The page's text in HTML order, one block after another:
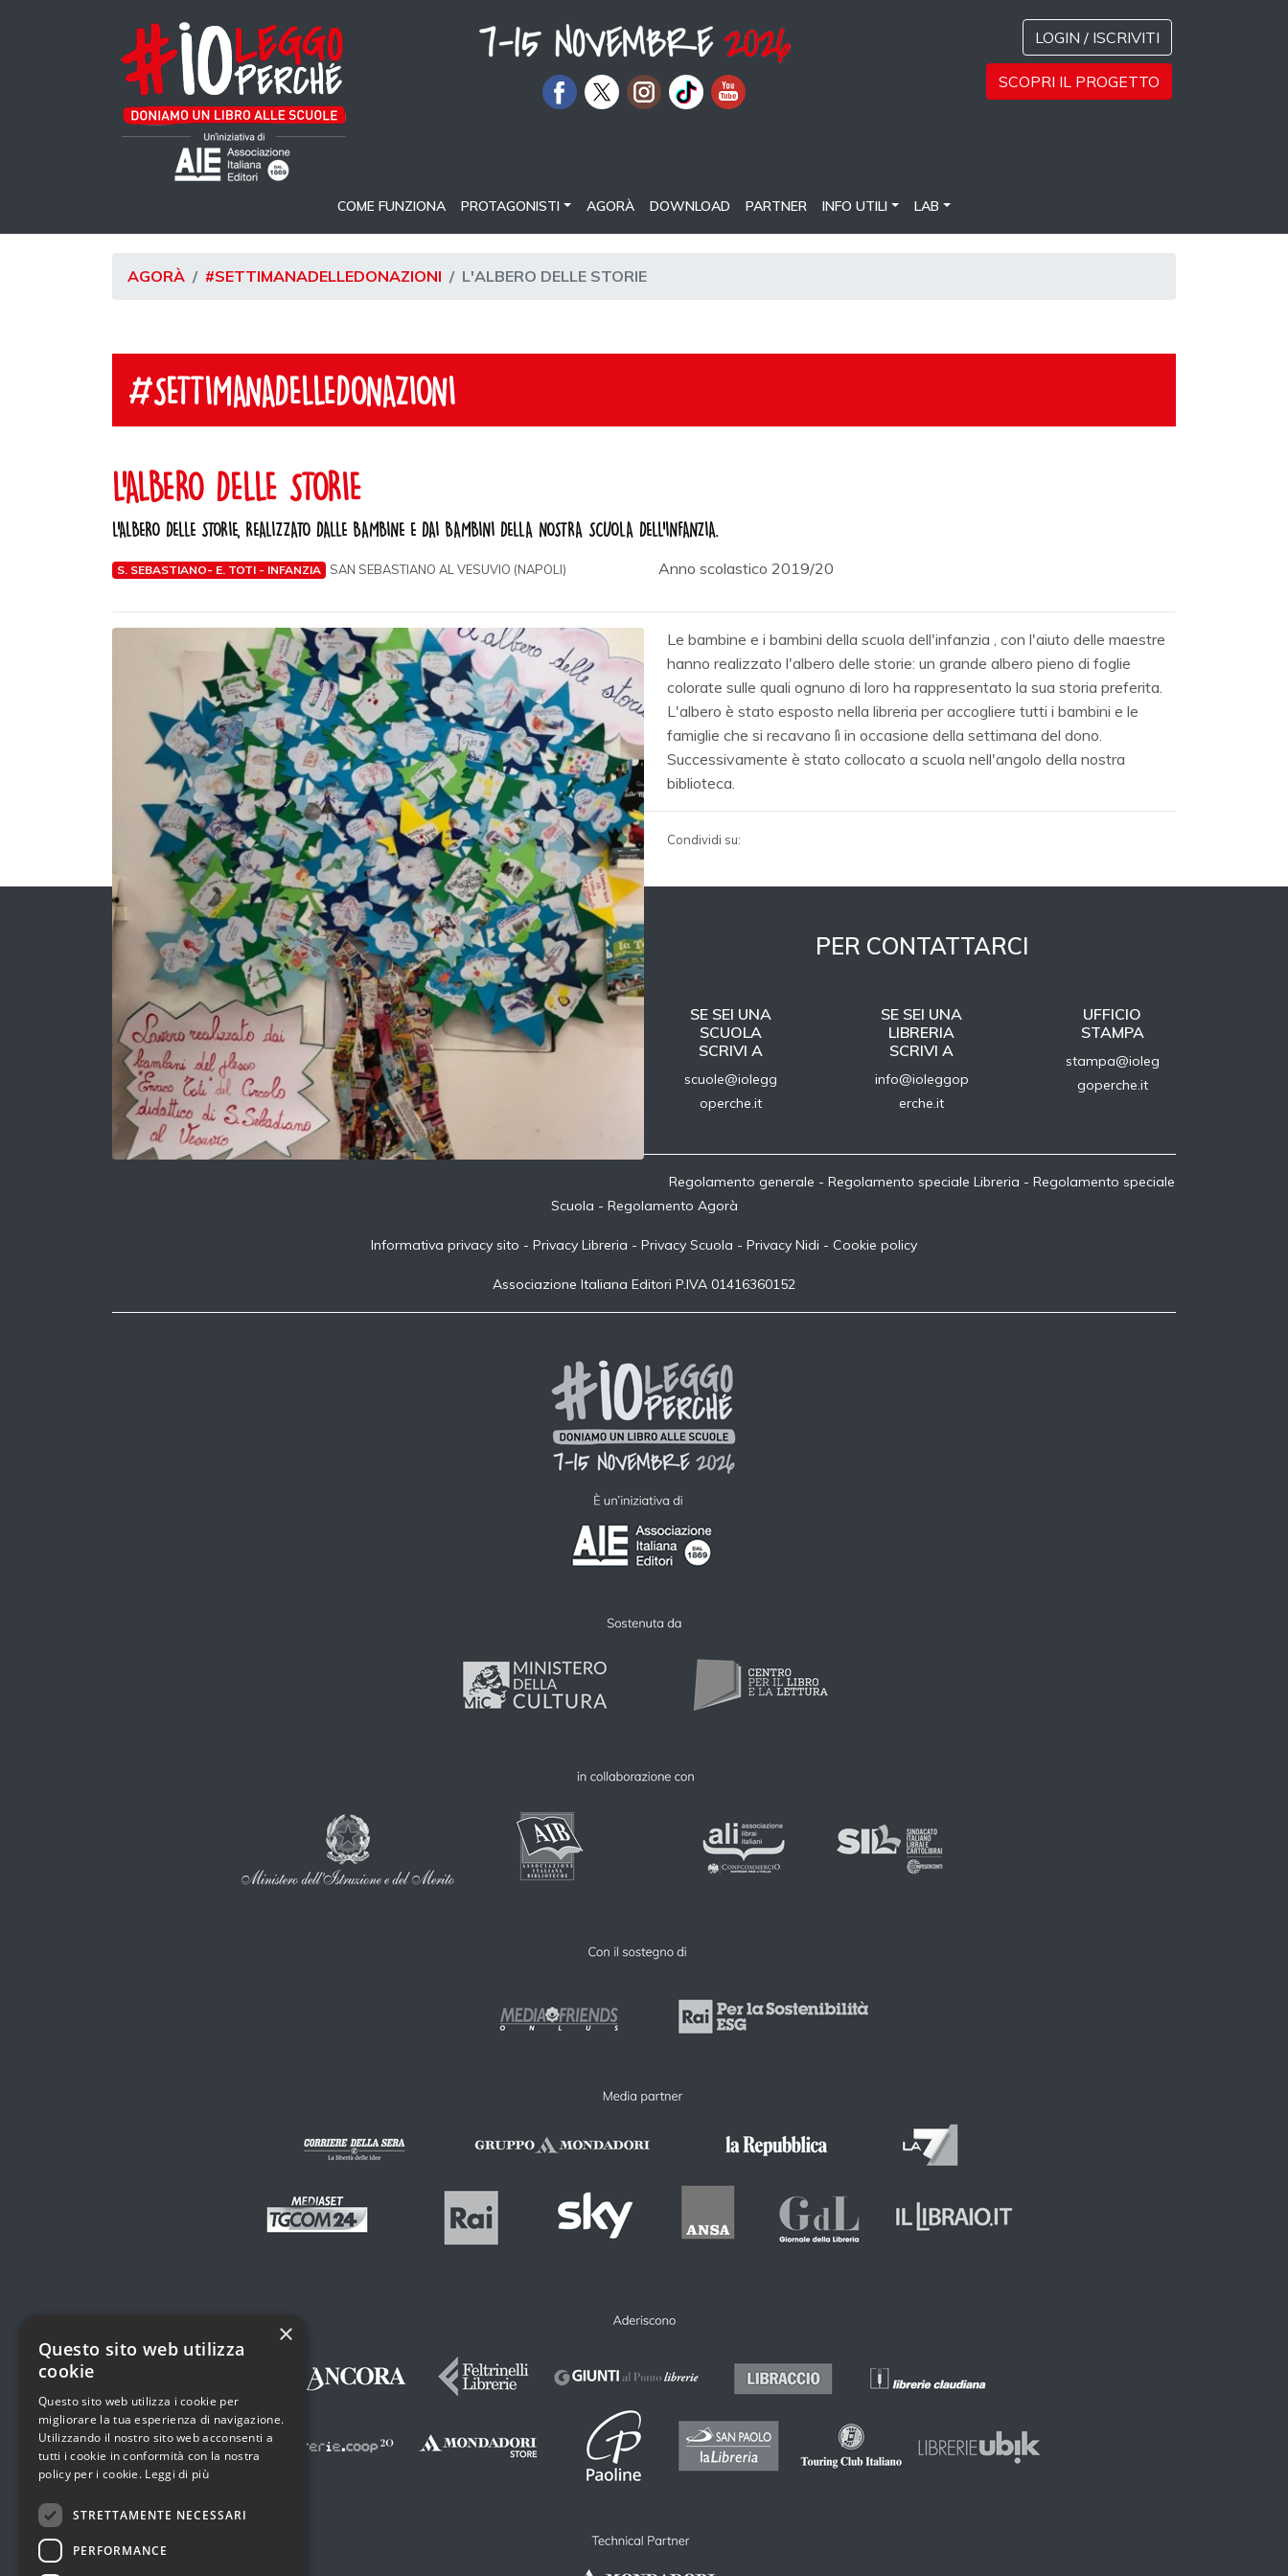
LOGIN / ISCRIVITI
SCOPRI IL PROGETTO
COME FUNZIONA PROTAGONISTI AGORÀ DOWNLOAD PARTNER INFO UTILI LAB
AGORÀ #SETTIMANADELLEDONAZIONI L'ALBERO DELLE STORIE
#SETTIMANADELLEDONAZIONI
L'ALBERO DELLE STORIE
L'ALBERO DELLE STORIE, REALIZZATO DALLE BAMBINE E DAI BAMBINI DELLA NOSTRA SCUOLA DELL'INFANZIA.
S. SEBASTIANO- E. TOTI - INFANZIA SAN SEBASTIANO AL VESUVIO (NAPOLI) Anno scolastico 2019/20
Le bambine e i bambini della scuola dell'infanzia , con l'aiuto delle maestre
hanno realizzato l'albero delle storie: un grande albero pieno di foglie
colorate sulle quali ognuno di loro ha rappresentato la sua storia preferita.
L'albero è stato esposto nella libreria per accogliere tutti i bambini e le
famiglie che si recavano lì in occasione della settimana del dono.
Successivamente è stato collocato a scuola nell'angolo della nostra
biblioteca.
Condividi su:
PER CONTATTARCI
SE SEI UNA
SCUOLA
SCRIVI A
scuole@iolegg
operche.it
SE SEI UNA
LIBRERIA
SCRIVI A
info@ioleggop
erche.it
UFFICIO
STAMPA
stampa@ioleg
goperche.it
Regolamento generale - Regolamento speciale Libreria - Regolamento speciale
Scuola - Regolamento Agorà
Informativa privacy sito - Privacy Libreria - Privacy Scuola - Privacy Nidi - Cookie policy
Associazione Italiana Editori P.IVA 01416360152
×
Questo sito web utilizza
cookie
Questo sito web utilizza i cookie per
migliorare la tua esperienza di navigazione.
Utilizzando il nostro sito web acconsenti a
tutti i cookie in conformità con la nostra
policy per i cookie. Leggi di più
STRETTAMENTE NECESSARI
PERFORMANCE